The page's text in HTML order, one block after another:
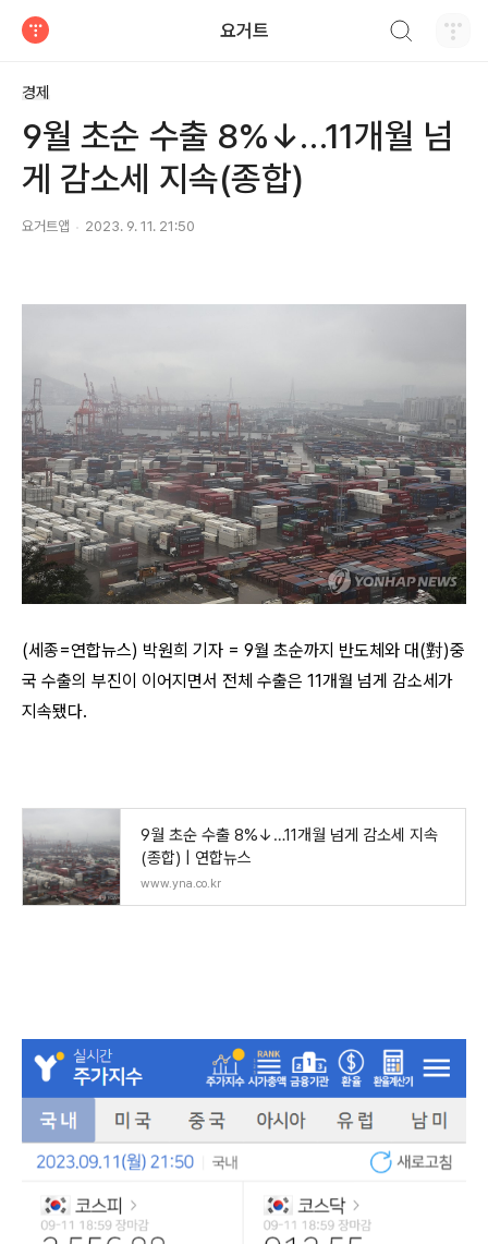
요거트
경제
9월 초순 수출 8%↓…11개월 넘
게 감소세 지속(종합)
요거트앱 2023. 9. 11. 21:50
(세종=연합뉴스) 박원희 기자 = 9월 초순까지 반도체와 대(對)중
국 수출의 부진이 이어지면서 전체 수출은 11개월 넘게 감소세가
지속됐다.
9월 초순 수출 8%↓…11개월 넘게 감소세 지속
(종합) | 연합뉴스
www.yna.co.kr